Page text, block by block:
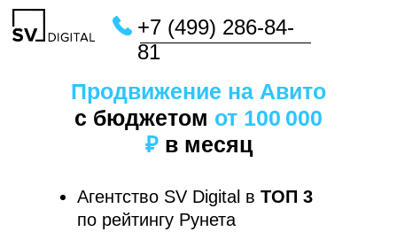
+7 (499) 286-84-
Услуги Продвижение бизнеса на Авито
Агентство SV Digital в ТОП 3
по рейтингу Рунета
Продвижение на Авито
с бюджетом от 100 000
₽в месяц